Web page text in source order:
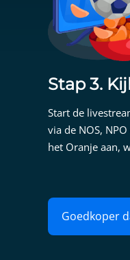
Stap 3.
Start de
via de NOS,
het Oranje aan,
Goedkoper